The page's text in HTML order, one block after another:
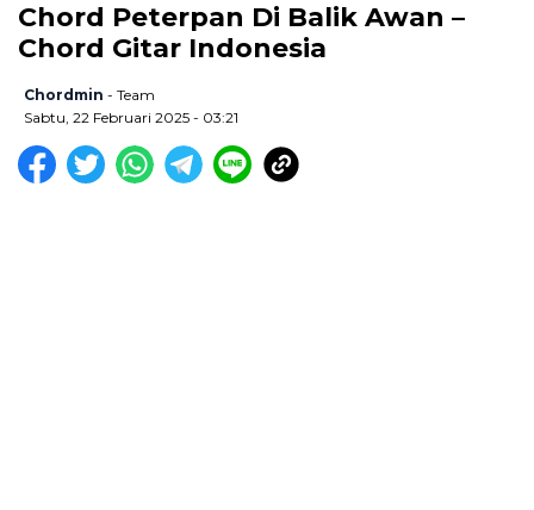
Chord Peterpan Di Balik Awan –
Chord Gitar Indonesia
Chordmin - Team
Sabtu, 22 Februari 2025 - 03:21